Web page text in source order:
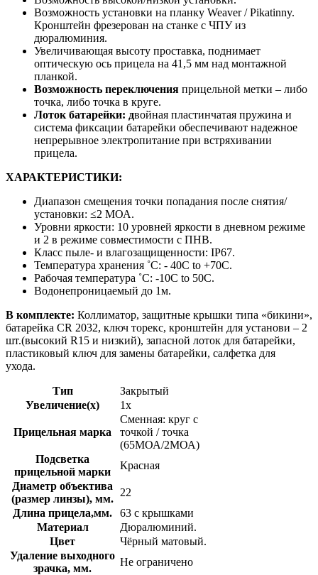
Возможность установки на планку Weaver / Pikatinny.
Кронштейн фрезерован на станке с ЧПУ из
дюралюминия.
Увеличивающая высоту проставка, поднимает
оптическую ось прицела на 41,5 мм над монтажной
планкой.
Возможность переключения прицельной метки – либо
точка, либо точка в круге.
Лоток батарейки: двойная пластинчатая пружина и
система фиксации батарейки обеспечивают надежное
непрерывное электропитание при встряхивании
прицела.
ХАРАКТЕРИСТИКИ:
Диапазон смещения точки попадания после снятия/
установки: ≤2 МОА.
Уровни яркости: 10 уровней яркости в дневном режиме
и 2 в режиме совместимости с ПНВ.
Класс пыле- и влагозащищенности: IP67.
Температура хранения ˚С: - 40C to +70C.
Рабочая температура ˚С: -10C to 50C.
Водонепроницаемый до 1м.
В комплекте: Коллиматор, защитные крышки типа «бикини»,
батарейка CR 2032, ключ торекс, кронштейн для установи – 2
шт.(высокий R15 и низкий), запасной лоток для батарейки,
пластиковый ключ для замены батарейки, салфетка для
ухода.
Тип
Закрытый
Увеличение(x)
1х
Прицельная марка
Сменная: круг с
точкой / точка
(65МОА/2МОА)
Подсветка
прицельной марки
Красная
Диаметр объектива
(размер линзы), мм.
22
Длина прицела,мм.
63 с крышками
Материал
Дюралюминий.
Цвет
Чёрный матовый.
Удаление выходного
зрачка, мм.
Не ограничено